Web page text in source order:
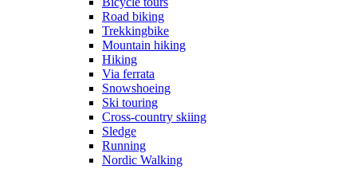
Road biking
Trekkingbike
Mountain hiking
Hiking
Via ferrata
Snowshoeing
Ski touring
Cross-country skiing
Sledge
Running
Nordic Walking